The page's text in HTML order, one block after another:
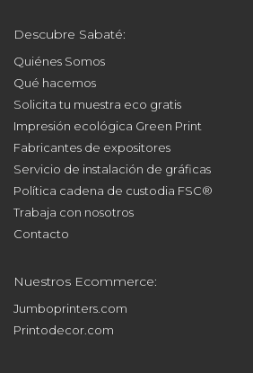
Descubre Sabaté:
Quiénes Somos
Qué hacemos
Solicita tu muestra eco gratis
Impresión ecológica Green Print
Fabricantes de expositores
Servicio de instalación de gráficas
Política cadena de custodia FSC®
Trabaja con nosotros
Contacto
Nuestros Ecommerce:
Jumboprinters.com
Printodecor.com